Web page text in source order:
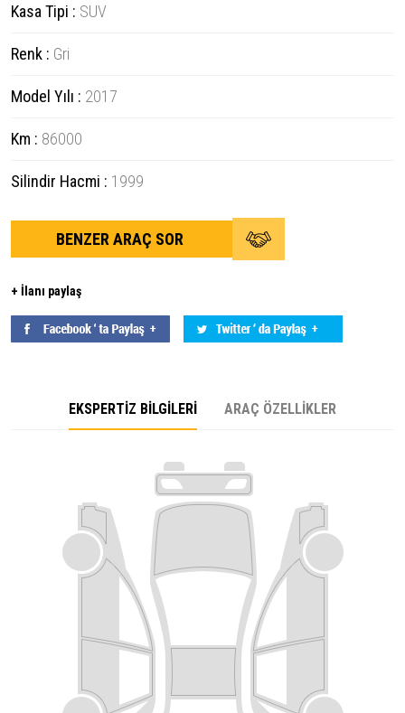
Kasa Tipi : SUV
Renk : Gri
Model Yılı : 2017
Km : 86000
Silindir Hacmi : 1999
BENZER ARAÇ SOR
+ İlanı paylaş
EKSPERTİZ BİLGİLERİ ARAÇ ÖZELLİKLER